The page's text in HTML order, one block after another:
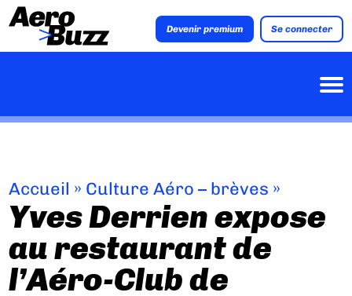
Devenir premium Se connecter
Accueil » Culture Aéro – brèves »
Yves Derrien expose
au restaurant de
l’Aéro-Club de